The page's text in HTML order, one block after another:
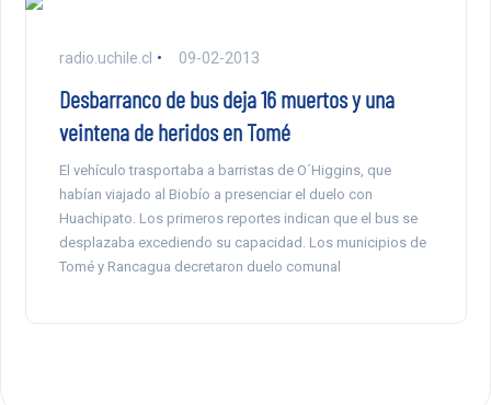
radio.uchile.cl 09-02-2013
Desbarranco de bus deja 16 muertos y una
veintena de heridos en Tomé
El vehículo trasportaba a barristas de O´Higgins, que
habían viajado al Biobío a presenciar el duelo con
Huachipato. Los primeros reportes indican que el bus se
desplazaba excediendo su capacidad. Los municipios de
Tomé y Rancagua decretaron duelo comunal